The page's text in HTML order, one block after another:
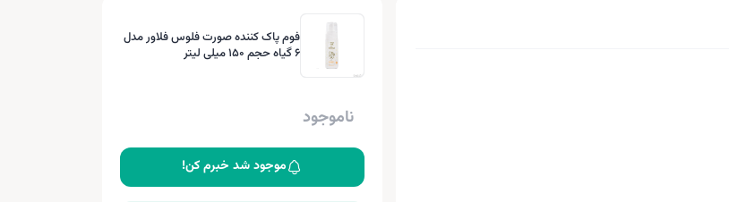
فوم پاک کننده صورت فلوس فلاور مدل
6 گیاه حجم 150 میلی لیتر
ناموجود
موجود شد خبرم کن!